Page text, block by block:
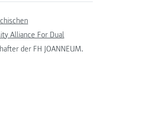
Alliance For Dual
der FH JOANNEUM.